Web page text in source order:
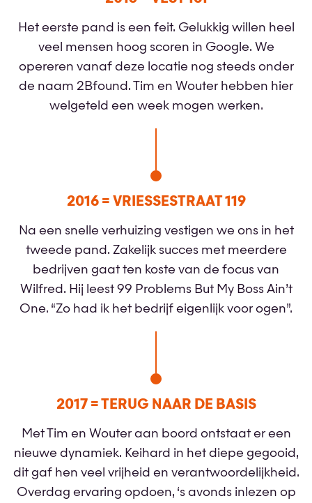
Het eerste pand is een feit. Gelukkig willen heel
veel mensen hoog scoren in Google. We
opereren vanaf deze locatie nog steeds onder
de naam 2Bfound. Tim en Wouter hebben hier
welgeteld een week mogen werken.
2016 = VRIESSESTRAAT 119
Na een snelle verhuizing vestigen we ons in het
tweede pand. Zakelijk succes met meerdere
bedrijven gaat ten koste van de focus van
Wilfred. Hij leest 99 Problems But My Boss Ain’t
One. “Zo had ik het bedrijf eigenlijk voor ogen”.
2017 = TERUG NAAR DE BASIS
Met Tim en Wouter aan boord ontstaat er een
nieuwe dynamiek. Keihard in het diepe gegooid,
dit gaf hen veel vrijheid en verantwoordelijkheid.
Overdag ervaring opdoen, ‘s avonds inlezen op